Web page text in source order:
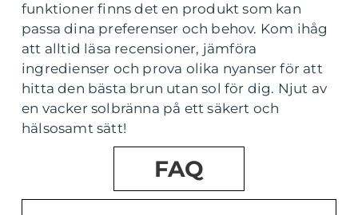
funktioner finns det en produkt som kan
passa dina preferenser och behov. Kom ihåg
att alltid läsa recensioner, jämföra
ingredienser och prova olika nyanser för att
hitta den bästa brun utan sol för dig. Njut av
en vacker solbränna på ett säkert och
hälsosamt sätt!
FAQ